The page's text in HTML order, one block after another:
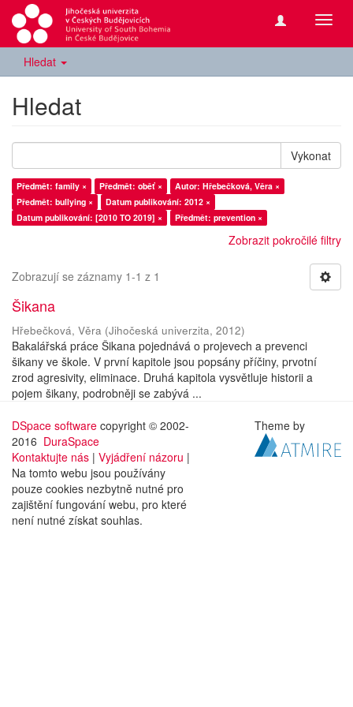
Hledat
Hledat
Vykonat
Předmět: family × Předmět: oběť ×
Autor: Hřebečková, Věra ×
Předmět: bullying ×
Datum publikování: 2012 ×
Datum publikování: [2010 TO 2019] ×
Předmět: prevention ×
Zobrazit pokročilé filtry
Zobrazují se záznamy 1-1 z 1
Šikana
Hřebečková, Věra (Jihočeská univerzita, 2012)
Bakalářská práce Šikana pojednává o projevech a prevenci
šikany ve škole. V první kapitole jsou popsány příčiny, prvotní
zrod agresivity, eliminace. Druhá kapitola vysvětluje historii a
pojem šikany, podrobněji se zabývá ...
DSpace software copyright © 2002-
2016 DuraSpace
Kontaktujte nás | Vyjádření názoru |
Na tomto webu jsou používány
pouze cookies nezbytně nutné pro
zajištění fungování webu, pro které
není nutné získat souhlas.
Theme by